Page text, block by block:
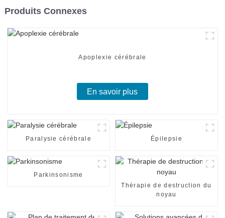
Produits Connexes
Apoplexie cérébrale
En savoir plus
Paralysie cérébrale Épilepsie
Parkinsonisme
Thérapie de destruction du
noyau